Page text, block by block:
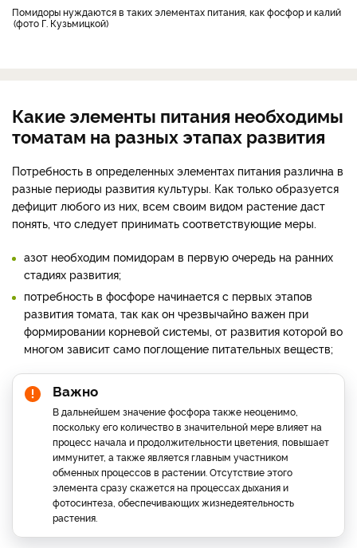
Помидоры нуждаются в таких элементах питания, как фосфор и калий
фото Г. Кузьмицкой
Какие элементы питания необходимы
томатам на разных этапах развития
Потребность в определенных элементах питания различна в
разные периоды развития культуры. Как только образуется
дефицит любого из них, всем своим видом растение даст
понять, что следует принимать соответствующие меры.
азот необходим помидорам в первую очередь на ранних
стадиях развития;
потребность в фосфоре начинается с первых этапов
развития томата, так как он чрезвычайно важен при
формировании корневой системы, от развития которой во
многом зависит само поглощение питательных веществ;
Важно
В дальнейшем значение фосфора также неоценимо,
поскольку его количество в значительной мере влияет на
процесс начала и продолжительности цветения, повышает
иммунитет, а также является главным участником
обменных процессов в растении. Отсутствие этого
элемента сразу скажется на процессах дыхания и
фотосинтеза, обеспечивающих жизнедеятельность
растения.